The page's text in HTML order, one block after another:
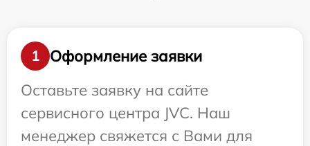
1
Оформление заявки
Оставьте заявку на сайте
сервисного центра JVC. Наш
менеджер свяжется с Вами для